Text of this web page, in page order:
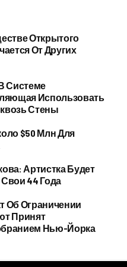
Открытого
От Других
Системе
Использовать
Стены
$50 Млн Для
Артистка Будет
44 Года
Об Ограничении
Принят
Нью-Йорка